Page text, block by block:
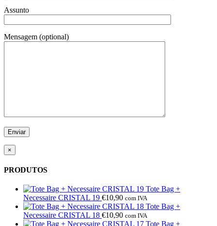
Assunto
Mensagem (optional)
×
PRODUTOS
Tote Bag +
Necessaire CRISTAL 19 €10,90 com IVA
Tote Bag +
Necessaire CRISTAL 18 €10,90 com IVA
Tote Bag +